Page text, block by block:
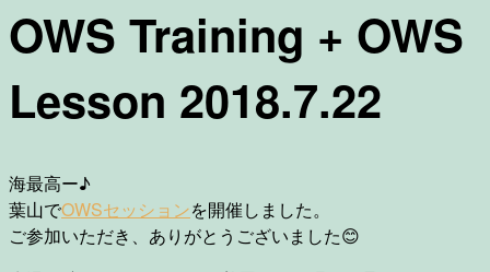
OWS Training + OWS
Lesson 2018.7.22
海最高ー♪
葉山でOWSセッションを開催しました。
ご参加いただき、ありがとうございました😊